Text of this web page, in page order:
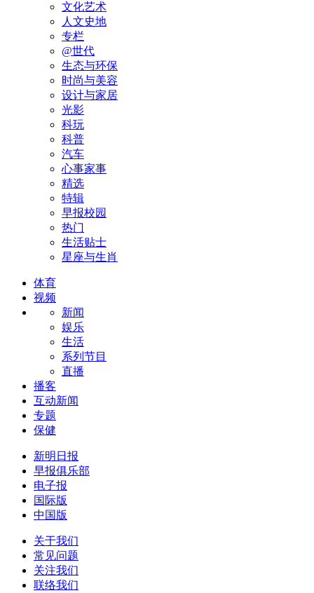
文化艺术
人文史地
专栏
@世代
生态与环保
时尚与美容
设计与家居
光影
科玩
科普
汽车
心事家事
精选
特辑
早报校园
热门
生活贴士
星座与生肖
体育
视频
新闻
娱乐
生活
系列节目
直播
播客
互动新闻
专题
保健
新明日报
早报俱乐部
电子报
国际版
中国版
关于我们
常见问题
关注我们
联络我们